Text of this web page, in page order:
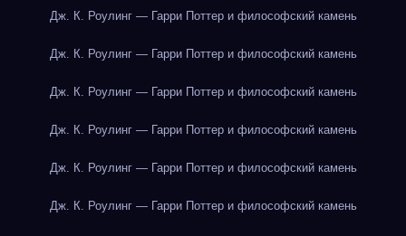
Дж. К. Роулинг — Гарри Поттер и философский камень
Дж. К. Роулинг — Гарри Поттер и философский камень
Дж. К. Роулинг — Гарри Поттер и философский камень
Дж. К. Роулинг — Гарри Поттер и философский камень
Дж. К. Роулинг — Гарри Поттер и философский камень
Дж. К. Роулинг — Гарри Поттер и философский камень